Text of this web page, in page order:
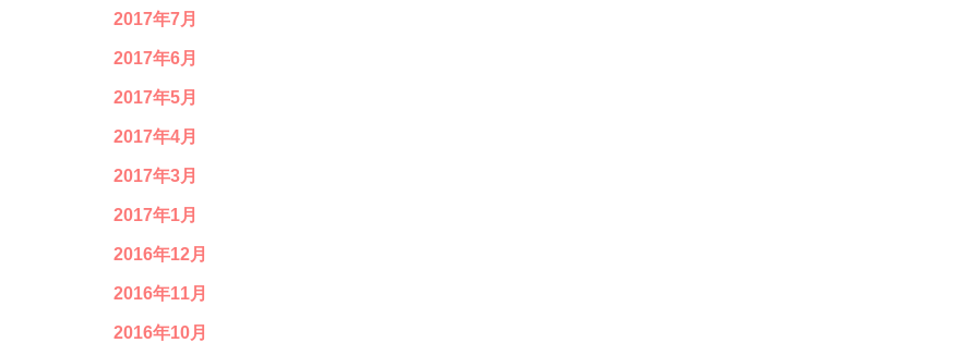
2017年7月
2017年6月
2017年5月
2017年4月
2017年3月
2017年1月
2016年12月
2016年11月
2016年10月